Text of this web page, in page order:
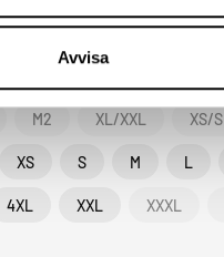
Avvisa
Herr XS Kort 2XL
M2 XL/XXL XS/S
XS S M L
4XL XXL XXXL